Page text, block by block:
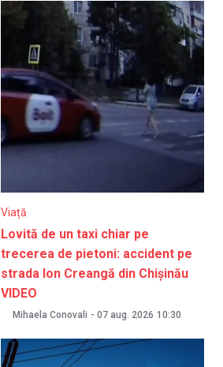
Viață
Lovită de un taxi chiar pe
trecerea de pietoni: accident pe
strada Ion Creangă din Chișinău
VIDEO
Mihaela Conovali - 07 aug. 2026 10:30